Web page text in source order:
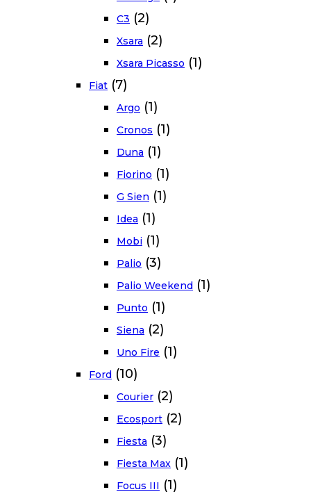
C3 (2)
Xsara (2)
Xsara Picasso (1)
Fiat (7)
Argo (1)
Cronos (1)
Duna (1)
Fiorino (1)
G Sien (1)
Idea (1)
Mobi (1)
Palio (3)
Palio Weekend (1)
Punto (1)
Siena (2)
Uno Fire (1)
Ford (10)
Courier (2)
Ecosport (2)
Fiesta (3)
Fiesta Max (1)
Focus III (1)